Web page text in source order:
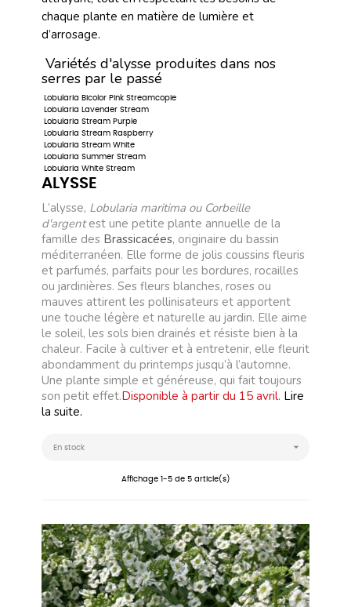
chaque plante en matière de lumière et
d’arrosage.
Variétés d'alysse produites dans nos
serres par le passé
Lobularia Bicolor Pink Streamcopie
Lobularia Lavender Stream
Lobularia Stream Purple
Lobularia Stream Raspberry
Lobularia Stream White
Lobularia Summer Stream
Lobularia White Stream
ALYSSE
L’alysse, Lobularia maritima ou Corbeille
d'argentest une petite plante annuelle de la
famille des Brassicacées, originaire du bassin
méditerranéen. Elle forme de jolis coussins fleuris
et parfumés, parfaits pour les bordures, rocailles
ou jardinières. Ses fleurs blanches, roses ou
mauves attirent les pollinisateurs et apportent
une touche légère et naturelle au jardin. Elle aime
le soleil, les sols bien drainés et résiste bien à la
chaleur. Facile à cultiver et à entretenir, elle fleurit
abondamment du printemps jusqu’à l’automne.
Une plante simple et généreuse, qui fait toujours
son petit effet.Disponible à partir du 15 avril. Lire
la suite.
En stock 
Affichage 1-5 de 5 article(s)